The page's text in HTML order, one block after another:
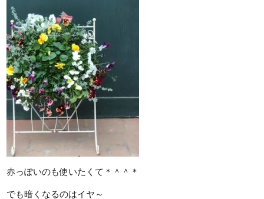
赤っぽいのも使いたくて＊＾＾＊
でも暗くなるのはイヤ～